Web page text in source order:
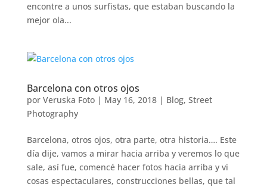
encontre a unos surfistas, que estaban buscando la
mejor ola...
Barcelona con otros ojos
por Veruska Foto| May 16, 2018| Blog, Street
Photography
Barcelona, otros ojos, otra parte, otra historia…. Este
día dije, vamos a mirar hacia arriba y veremos lo que
sale, así fue, comencé hacer fotos hacia arriba y vi
cosas espectaculares, construcciones bellas, que tal